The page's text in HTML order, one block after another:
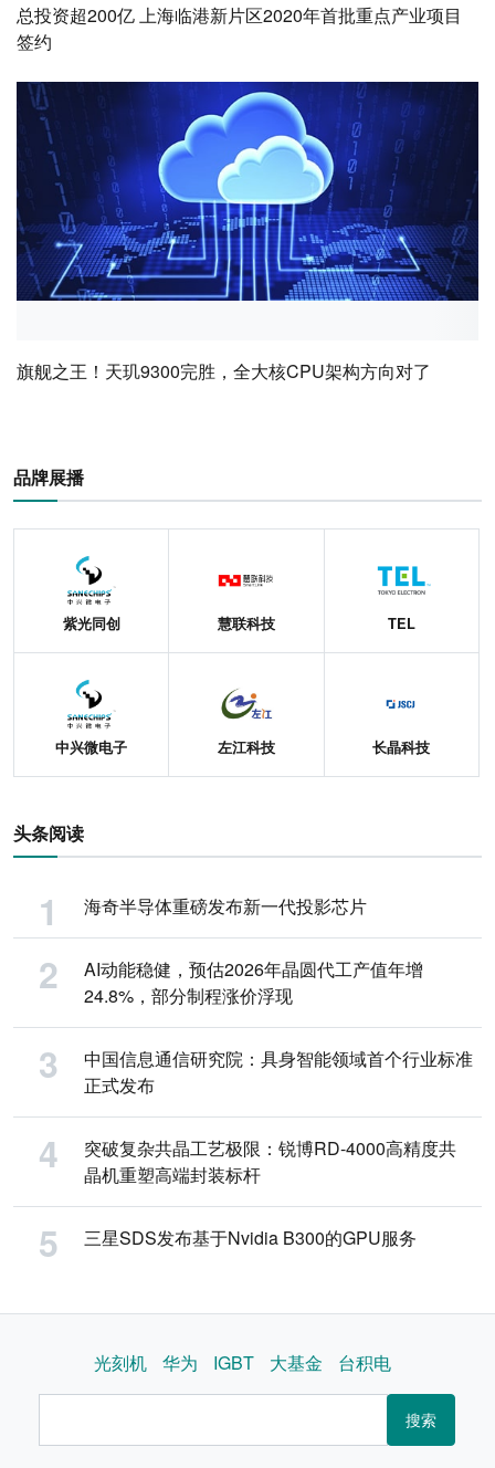
总投资超200亿 上海临港新片区2020年首批重点产业项目
签约
旗舰之王！天玑9300完胜，全大核CPU架构方向对了
品牌展播
紫光同创 慧联科技 TEL
中兴微电子 左江科技 长晶科技
头条阅读
海奇半导体重磅发布新一代投影芯片
AI动能稳健，预估2026年晶圆代工产值年增
24.8%，部分制程涨价浮现
中国信息通信研究院：具身智能领域首个行业标准
正式发布
突破复杂共晶工艺极限：锐博RD-4000高精度共
晶机重塑高端封装标杆
三星SDS发布基于Nvidia B300的GPU服务
光刻机 华为 IGBT 大基金 台积电
搜索